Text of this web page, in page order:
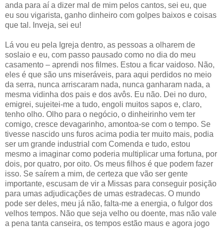
anda para aí a dizer mal de mim pelos cantos, sei eu, que
eu sou vigarista, ganho dinheiro com golpes baixos e coisas
que tal. Inveja, sei eu!
Lá vou eu pela Igreja dentro, as pessoas a olharem de
soslaio e eu, com passo pausado como no dia do meu
casamento – aprendi nos filmes. Estou a ficar vaidoso. Não,
eles é que são uns miseráveis, para aqui perdidos no meio
da serra, nunca arriscaram nada, nunca ganharam nada, a
mesma vidinha dos pais e dos avôs. Eu não. Dei no duro,
emigrei, sujeitei-me a tudo, engoli muitos sapos e, claro,
tenho olho. Olho para o negócio, o dinheirinho vem ter
comigo, cresce devagarinho, amontoa-se com o tempo. Se
tivesse nascido uns furos acima podia ter muito mais, podia
ser um grande industrial com Comenda e tudo, estou
mesmo a imaginar como poderia multiplicar uma fortuna, por
dois, por quatro, por oito. Os meus filhos é que podem fazer
isso. Se saírem a mim, de certeza que vão ser gente
importante, escusam de vir a Missas para conseguir posição
para umas adjudicações de umas estradecas. O mundo
pode ser deles, meu já não, falta-me a energia, o fulgor dos
velhos tempos. Não que seja velho ou doente, mas não vale
a pena tanta canseira, os tempos estão maus e agora jogo